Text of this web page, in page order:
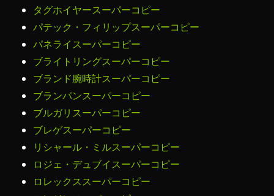
タグホイヤースーパーコピー
パテック・フィリップスーパーコピー
パネライスーパーコピー
ブライトリングスーパーコピー
ブランド腕時計スーパーコピー
ブランパンスーパーコピー
ブルガリスーパーコピー
ブレゲスーパーコピー
リシャール・ミルスーパーコピー
ロジェ・デュブイスーパーコピー
ロレックススーパーコピー